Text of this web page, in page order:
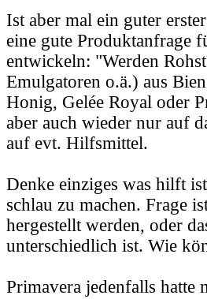
Ist aber mal ein guter
eine gute Produktanfrage
entwickeln: "Werden
Emulgatoren o.ä.) aus
Honig, Gelée Royal oder
aber auch wieder nur auf
auf evt. Hilfsmittel.
Denke einziges was hilft
schlau zu machen. Frage
hergestellt werden, oder
unterschiedlich ist. Wie
Primavera jedenfalls hatte